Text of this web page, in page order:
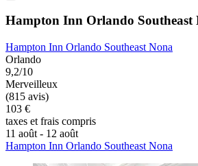
Hampton Inn Orlando Southeast
Hampton Inn Orlando Southeast Nona
Orlando
9,2/10
Merveilleux
(815 avis)
103 €
taxes et frais compris
11 août - 12 août
Hampton Inn Orlando Southeast Nona